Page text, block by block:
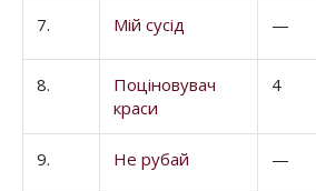
7. Мій сусід —
8.
Поціновувач
краси
4
9. Не рубай —